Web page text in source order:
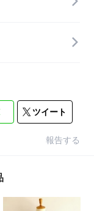
ツイート
報告する